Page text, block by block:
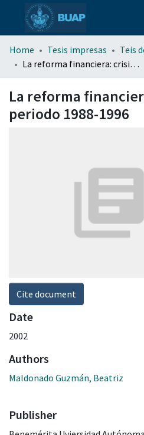
menu.section.about_menu
Home Tesis impresas
Teis
La reforma financiera: crisis bancaria periodo 1988-1996
La reforma
periodo 1988-1996
Cite document
Date
2002
Authors
Maldonado Guzmán, Beatriz
Publisher